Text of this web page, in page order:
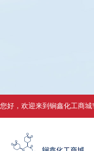
您好，欢迎来到锏鑫化工商城!